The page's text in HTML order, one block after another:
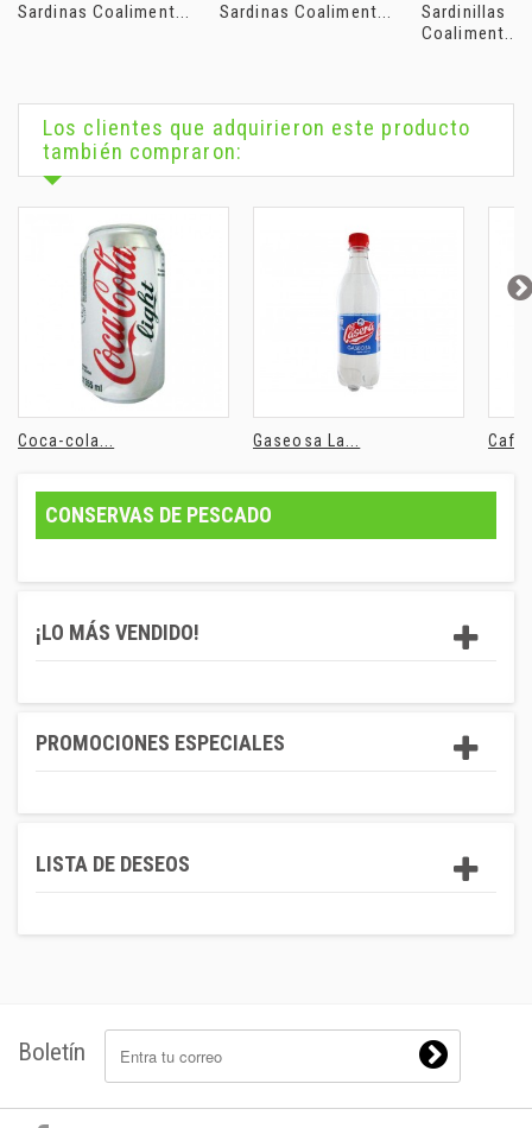
Sardinas Coaliment... Sardinas Coaliment...
Sardinillas
Coaliment...
Los clientes que adquirieron este producto
también compraron:
Coca-cola... Gaseosa La... Café
CONSERVAS DE PESCADO
¡LO MÁS VENDIDO!
PROMOCIONES ESPECIALES
LISTA DE DESEOS
Boletín